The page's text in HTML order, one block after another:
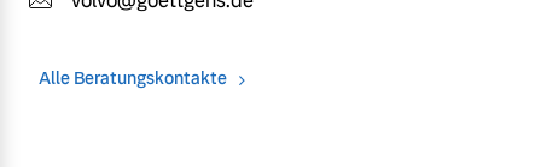
Alle Beratungskontakte